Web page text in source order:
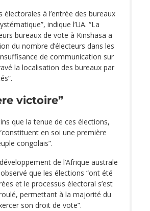
électorales à l’entrée des bureaux
indique l’UA. “La
bureaux de vote à Kinshasa a
du nombre d‘électeurs dans les
de communication sur
la localisation des bureaux par
victoire”
que la tenue de ces élections,
en soi une première
congolais”.
de l’Afrique australe
que les élections “ont été
et le processus électoral s’est
permettant à la majorité du
son droit de vote”.